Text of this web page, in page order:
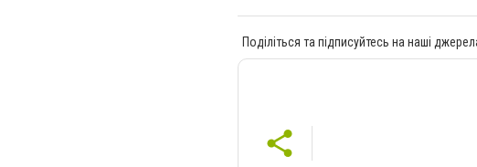
Поділіться та підписуйтесь на наші